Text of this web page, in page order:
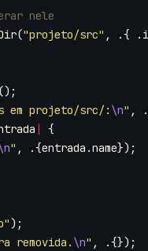
("projeto/src" , .{ .
();
em projeto/src/: \n" ,
|
{
" , .{entrada .name});
);
removida. \n" ,
.{});